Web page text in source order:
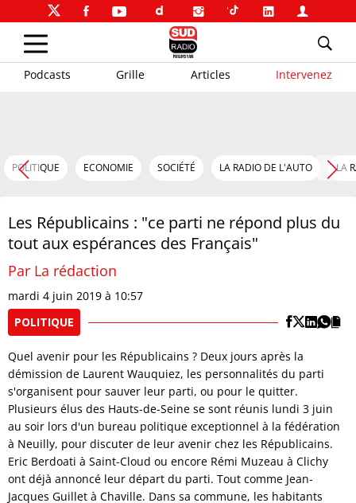
Podcasts Grille Articles Intervenez
POLITIQUE ECONOMIE SOCIÉTÉ LA RADIO DE L'AUTO LA
Les Républicains : "ce parti ne répond plus du
tout aux espérances des Français"
Par La rédaction
mardi 4 juin 2019 à 10:57
POLITIQUE
Quel avenir pour les Républicains ? Deux jours après la
démission de Laurent Wauquiez, les personnalités du parti
s'organisent pour sauver leur parti, ou pour le quitter.
Plusieurs élus des Hauts-de-Seine se sont réunis lundi 3 juin
au soir lors d'un bureau politique exceptionnel à la fédération
à Neuilly, pour discuter de leur avenir chez les Républicains.
Eric Berdoati à Saint-Cloud ou encore Rémi Muzeau à Clichy
ont déjà annoncé leur départ du parti. Tout comme Jean-
Jacques Guillet à Chaville. Dans sa commune, les habitants